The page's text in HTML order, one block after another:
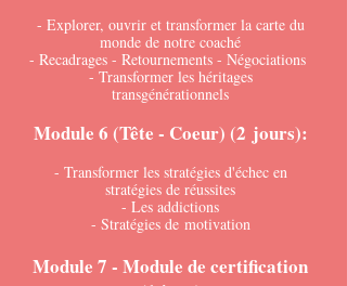
- Explorer, ouvrir et transformer la carte du
monde de notre coaché
- Recadrages - Retournements - Négociations
- Transformer les héritages
transgénérationnels
Module 6 (Tête - Coeur) (2 jours):
- Transformer les stratégies d'échec en
stratégies de réussites
- Les addictions
- Stratégies demotivation
Module 7 - Module de certification